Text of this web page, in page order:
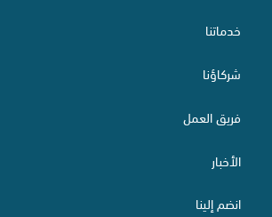
خدماتنا
التقاضي والسبل البديلة لتسوية المنازعات
الاستثمار الأجنبي وتراخيصه
شركاؤنا
فريق العمل
الأخبار
انضم إلينا